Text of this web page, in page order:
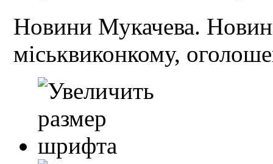
Новини Мукачева.
міськвиконкому,